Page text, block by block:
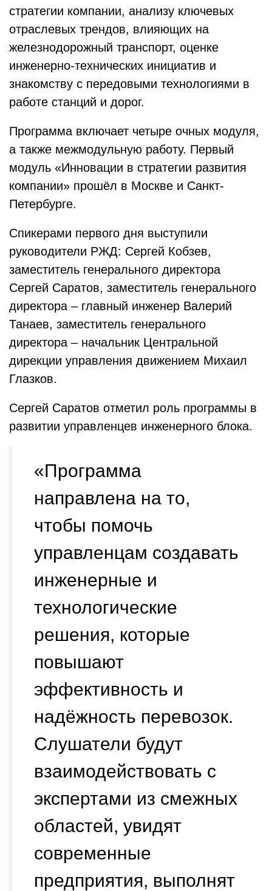
стратегии компании, анализу ключевых
отраслевых трендов, влияющих на
железнодорожный транспорт, оценке
инженерно-технических инициатив и
знакомству с передовыми технологиями в
работе станций и дорог.
Программа включает четыре очных модуля,
а также межмодульную работу. Первый
модуль «Инновации в стратегии развития
компании» прошёл в Москве и Санкт-
Петербурге.
Спикерами первого дня выступили
руководители РЖД: Сергей Кобзев,
заместитель генерального директора
Сергей Саратов, заместитель генерального
директора – главный инженер Валерий
Танаев, заместитель генерального
директора – начальник Центральной
дирекции управления движением Михаил
Глазков.
Сергей Саратов отметил роль программы в
развитии управленцев инженерного блока.
«Программа
направлена на то,
чтобы помочь
управленцам создавать
инженерные и
технологические
решения, которые
повышают
эффективность и
надёжность перевозок.
Слушатели будут
взаимодействовать с
экспертами из смежных
областей, увидят
современные
предприятия, выполнят